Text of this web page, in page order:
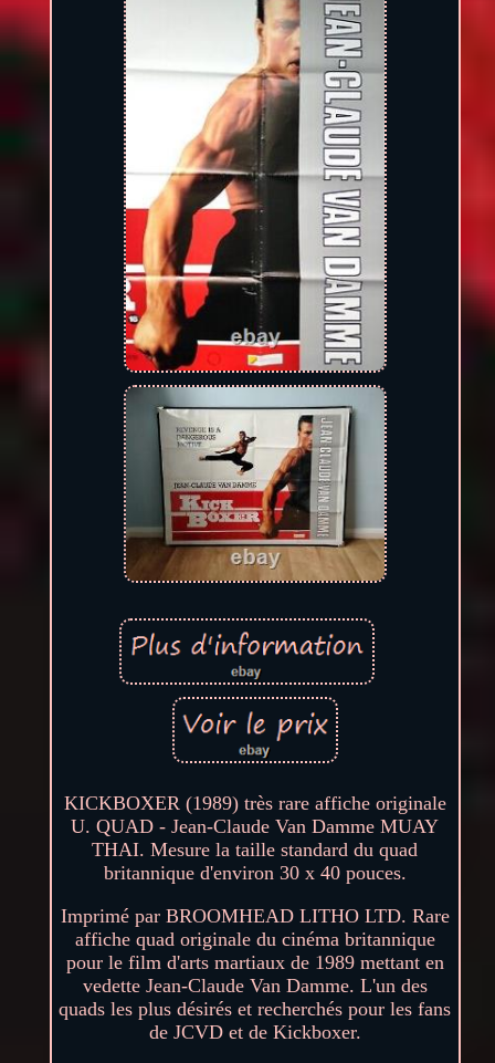
KICKBOXER (1989) très rare affiche originale
U. QUAD - Jean-Claude Van Damme MUAY
THAI. Mesure la taille standard du quad
britannique d'environ 30 x 40 pouces.
Imprimé par BROOMHEAD LITHO LTD. Rare
affiche quad originale du cinéma britannique
pour le film d'arts martiaux de 1989 mettant en
vedette Jean-Claude Van Damme. L'un des
quads les plus désirés et recherchés pour les fans
de JCVD et de Kickboxer.